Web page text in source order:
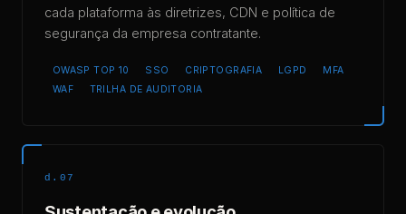
cada plataforma às diretrizes, CDN e política de
segurança da empresa contratante.
OWASP TOP 10 SSO CRIPTOGRAFIA LGPD
MFA
WAF
TRILHA DE AUDITORIA
d.07